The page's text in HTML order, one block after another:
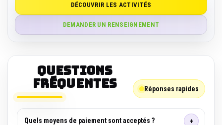
DÉCOUVRIR LES ACTIVITÉS
DEMANDER UN RENSEIGNEMENT
Questions
fréquentes
Réponses rapides
Quels moyens de paiement sont acceptés ?